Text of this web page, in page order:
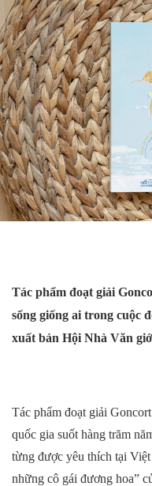
Tác phẩm đoạt giải
sống giống ai trong cuộc
xuất bản Hội Nhà Văn
Tác phẩm đoạt giải
quốc gia suốt hàng trăm
từng được yêu thích tại
những cô gái đương hoa”